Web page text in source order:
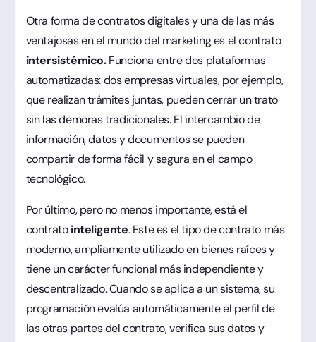
Otra forma de contratos digitales y una de las más
ventajosas en el mundo del marketing es el contrato
intersistémico.Funciona entre dos plataformas
automatizadas: dos empresas virtuales, por ejemplo,
que realizan trámites juntas, pueden cerrar un trato
sin las demoras tradicionales. El intercambio de
información, datos y documentos se pueden
compartir de forma fácil y segura en el campo
tecnológico.
Por último, pero no menos importante, está el
contratointeligente. Este es el tipo de contrato más
moderno, ampliamente utilizado en bienes raíces y
tiene un carácter funcional más independiente y
descentralizado. Cuando se aplica a un sistema, su
programación evalúa automáticamente el perfil de
las otras partes del contrato, verifica sus datos y